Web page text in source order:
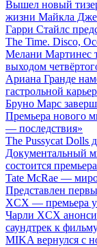
Вышел новый
жизни Майкла
Гарри Стайлс
The Time. Disco,
Мелани Мартинес
выходом
Ариана Гранде
гастрольной
Бруно Марс
Премьера нового
— последствия»
The Pussycat Dolls
Документальный
состоится
Tate McRae —
Представлен
XCX — премьера
Чарли XCX
саундтрек к
MIKA вернулся с